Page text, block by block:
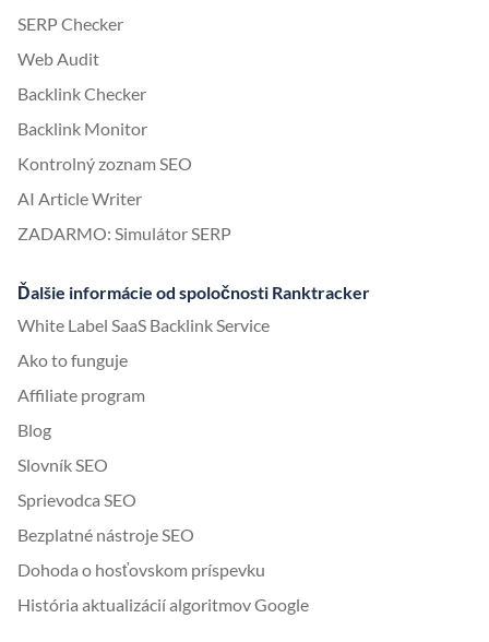
SERP Checker
Web Audit
Backlink Checker
Backlink Monitor
Kontrolný zoznam SEO
AI Article Writer
ZADARMO: Simulátor SERP
Ďalšie informácie od spoločnosti Ranktracker
White Label SaaS Backlink Service
Ako to funguje
Affiliate program
Blog
Slovník SEO
Sprievodca SEO
Bezplatné nástroje SEO
Dohoda o hosťovskom príspevku
História aktualizácií algoritmov Google